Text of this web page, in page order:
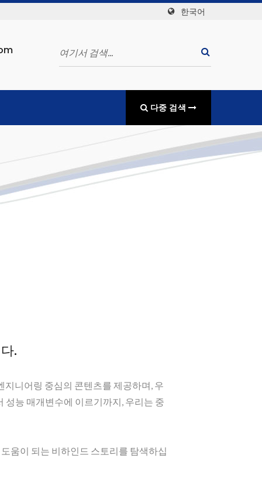
한국어
다중 검색
.
니어링 중심의 콘텐츠를 제공하며, 우
성능 매개변수에 이르기까지, 우리는 중
움이 되는 비하인드 스토리를 탐색하십